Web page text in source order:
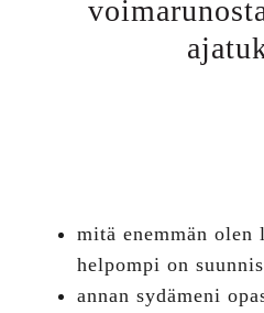
mitä enemmän olen
helpompi on
annan sydämeni